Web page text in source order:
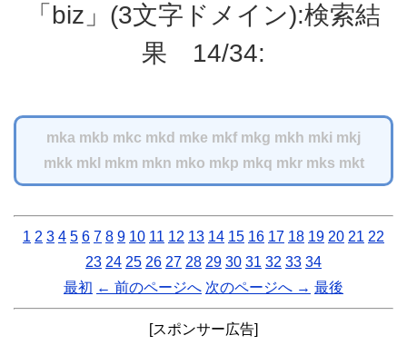
「biz」(3文字ドメイン):検索結
果 14/34:
mka mkb mkc mkd mke mkf mkg mkh mki mkj
mkk mkl mkm mkn mko mkp mkq mkr mks mkt
1 2 3 4 5 6 7 8 9 10 11 12 13 14 15 16 17 18 19 20 21 22
23 24 25 26 27 28 29 30 31 32 33 34
最初 ← 前のページへ 次のページへ → 最後
[スポンサー広告]